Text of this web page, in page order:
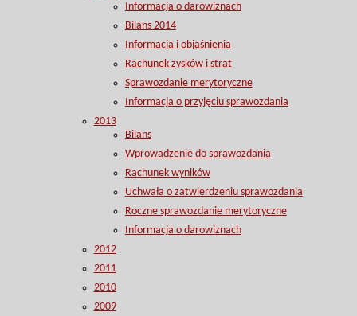
Informacja o darowiznach
Bilans 2014
Informacja i objaśnienia
Rachunek zysków i strat
Sprawozdanie merytoryczne
Informacja o przyjęciu sprawozdania
2013
Bilans
Wprowadzenie do sprawozdania
Rachunek wyników
Uchwała o zatwierdzeniu sprawozdania
Roczne sprawozdanie merytoryczne
Informacja o darowiznach
2012
2011
2010
2009